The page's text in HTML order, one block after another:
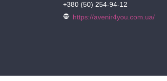
+380 (50) 254-94-12
https://avenir4you.com.ua/